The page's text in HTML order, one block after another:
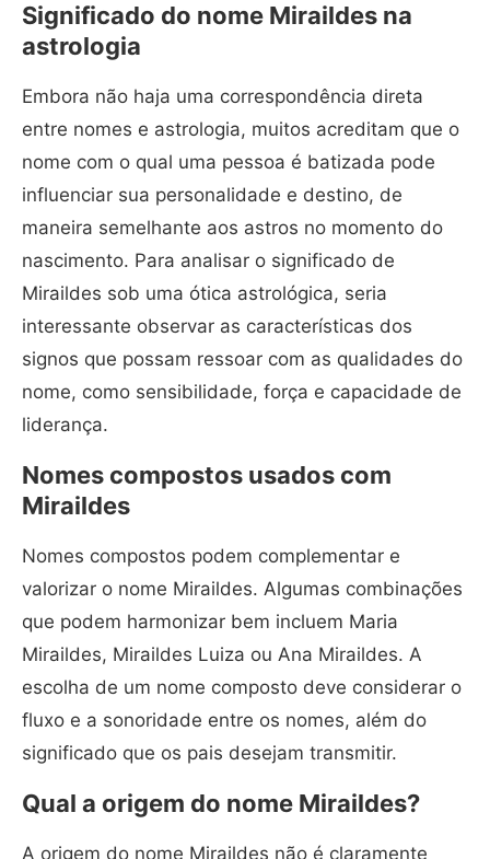
Significado do nome Miraildes na
astrologia
Embora não haja uma correspondência direta
entre nomes e astrologia, muitos acreditam que o
nome com o qual uma pessoa é batizada pode
influenciar sua personalidade e destino, de
maneira semelhante aos astros no momento do
nascimento. Para analisar o significado de
Miraildes sob uma ótica astrológica, seria
interessante observar as características dos
signos que possam ressoar com as qualidades do
nome, como sensibilidade, força e capacidade de
liderança.
Nomes compostos usados com
Miraildes
Nomes compostos podem complementar e
valorizar o nome Miraildes. Algumas combinações
que podem harmonizar bem incluem Maria
Miraildes, Miraildes Luiza ou Ana Miraildes. A
escolha de um nome composto deve considerar o
fluxo e a sonoridade entre os nomes, além do
significado que os pais desejam transmitir.
Qual a origem do nome Miraildes?
A origem do nome Miraildes não é claramente